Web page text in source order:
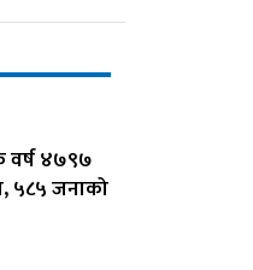
वर्ष ४७९७
५८५ जनाको